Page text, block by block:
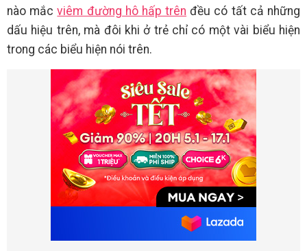
nào mắcviêm đường hô hấp trên đều có tất cả những
dấu hiệu trên, mà đôi khi ở trẻ chỉ có một vài biểu hiện
trong các biểu hiện nói trên.